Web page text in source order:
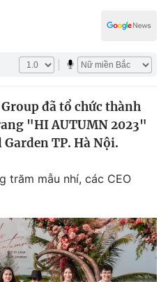
đã tổ chức thành
"HI AUTUMN 2023"
TP. Hà Nội.
trăm mẫu nhí, các CEO